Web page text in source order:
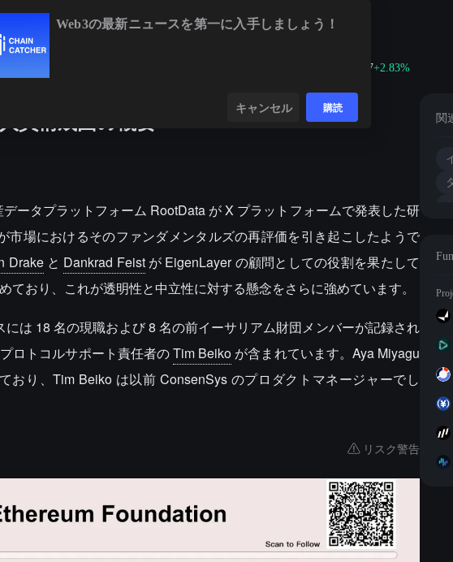
+2.83%
員構成図の概要
ータプラットフォーム RootData が X プラットフォームで発表した研
市場におけるそのファンダメンタルズの再評価を引き起こしたようで
Drakeと Dankrad Feistが EigenLayer の顧問としての役割を果たして
おり、これが透明性と中立性に対する懸念をさらに強めています。
は 18 名の現職および 8 名の前イーサリアム財団メンバーが記録され
ロトコルサポート責任者のTim Beiko が含まれています。Aya Miyagu
おり、Tim Beiko は以前 ConsenSys のプロダクトマネージャーでし
リスク警告
関
Web3の最新ニュースを第一に入手しましょう！
キャンセル 購読